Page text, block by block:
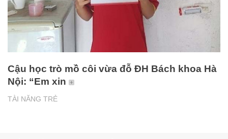
TÀI NĂNG TRẺ
Cậu học trò mồ côi vừa đỗ ĐH Bách khoa Hà
Nội: “Em xin